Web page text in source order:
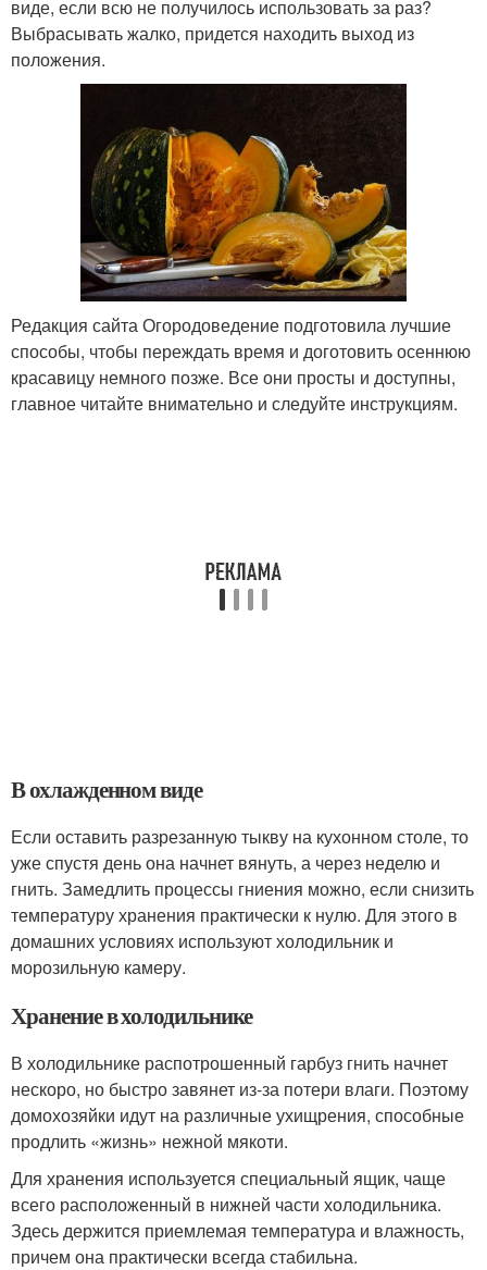
виде, если всю не получилось использовать за раз?
Выбрасывать жалко, придется находить выход из
положения.
Редакция сайта Огородоведение подготовила лучшие
способы, чтобы переждать время и доготовить осеннюю
красавицу немного позже. Все они просты и доступны,
главное читайте внимательно и следуйте инструкциям.
В охлажденном виде
Если оставить разрезанную тыкву на кухонном столе, то
уже спустя день она начнет вянуть, а через неделю и
гнить. Замедлить процессы гниения можно, если снизить
температуру хранения практически к нулю. Для этого в
домашних условиях используют холодильник и
морозильную камеру.
Хранение в холодильнике
В холодильнике распотрошенный гарбуз гнить начнет
нескоро, но быстро завянет из-за потери влаги. Поэтому
домохозяйки идут на различные ухищрения, способные
продлить «жизнь» нежной мякоти.
Для хранения используется специальный ящик, чаще
всего расположенный в нижней части холодильника.
Здесь держится приемлемая температура и влажность,
причем она практически всегда стабильна.